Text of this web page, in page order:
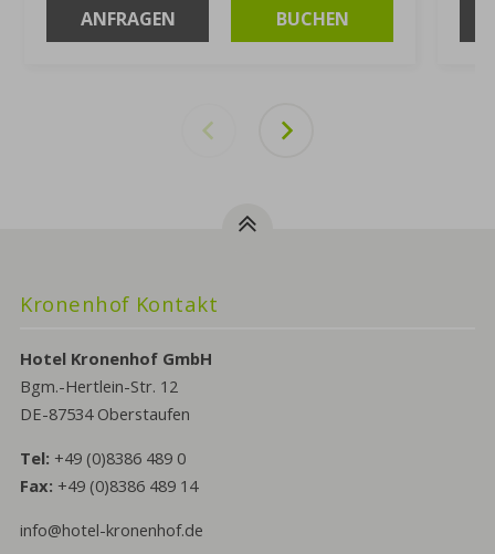
ANFRAGEN BUCHEN
Kronenhof Kontakt
Hotel Kronenhof GmbH
Bgm.-Hertlein-Str. 12
DE-87534 Oberstaufen
Tel: +49 (0)8386 489 0
Fax: +49 (0)8386 489 14
info@hotel-kronenhof.de